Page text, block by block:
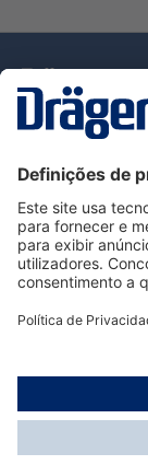
Serviço de
Utilização da
Informações
© Dräger
* Todos os
possíveis